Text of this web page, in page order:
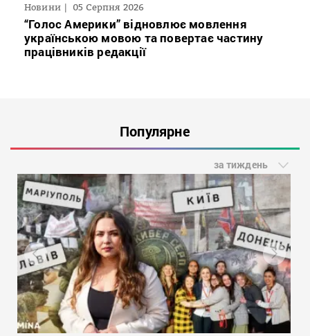
Новини 05 Серпня 2026
“Голос Америки” відновлює мовлення
українською мовою та повертає частину
працівників редакції
Популярне
за тиждень